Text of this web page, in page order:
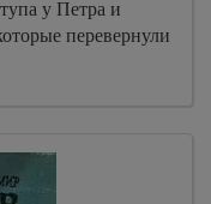
у Петра и
перевернули